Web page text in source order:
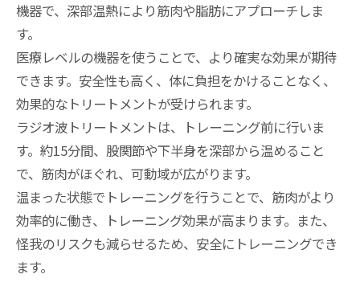
機器で、深部温熱により筋肉や脂肪にアプローチしま
す。
医療レベルの機器を使うことで、より確実な効果が期待
できます。安全性も高く、体に負担をかけることなく、
効果的なトリートメントが受けられます。
ラジオ波トリートメントは、トレーニング前に行いま
す。約15分間、股関節や下半身を深部から温めること
で、筋肉がほぐれ、可動域が広がります。
温まった状態でトレーニングを行うことで、筋肉がより
効率的に働き、トレーニング効果が高まります。また、
怪我のリスクも減らせるため、安全にトレーニングでき
ます。